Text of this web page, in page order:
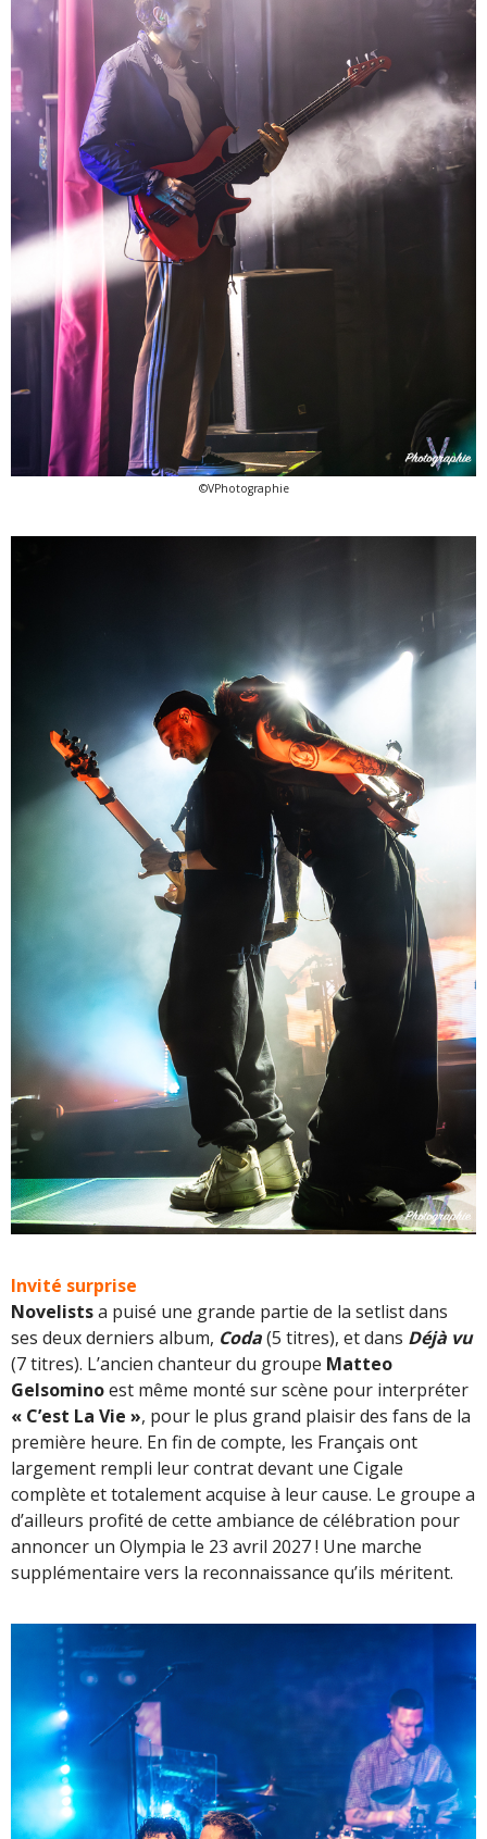
©VPhotographie
Invité surprise
Novelistsa puisé une grande partie de la setlist dans
ses deux derniers album, Coda(5 titres), et dans Déjà vu
(7 titres). L’ancien chanteur du groupe Matteo
Gelsominoest même monté sur scène pour interpréter
« C’est La Vie », pour le plus grand plaisir des fans de la
première heure. En fin de compte, les Français ont
largement rempli leur contrat devant une Cigale
complète et totalement acquise à leur cause. Le groupe a
d’ailleurs profité de cette ambiance de célébration pour
annoncer un Olympia le 23 avril 2027 ! Une marche
supplémentaire vers la reconnaissance qu’ils méritent.